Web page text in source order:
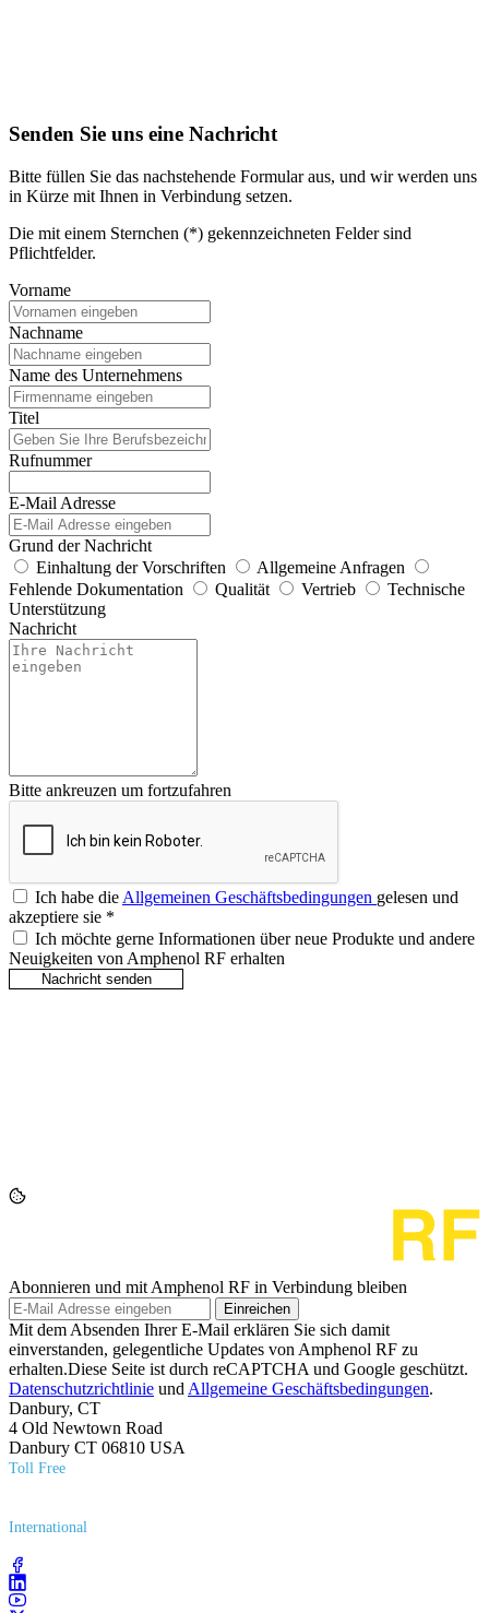
Senden Sie uns eine Nachricht
Bitte füllen Sie das nachstehende Formular aus, und wir werden uns
in Kürze mit Ihnen in Verbindung setzen.
Die mit einem Sternchen (*) gekennzeichneten Felder sind
Pflichtfelder.
Vorname
Nachname
Name des Unternehmens
Titel
Rufnummer
E-Mail Adresse
Grund der Nachricht
Einhaltung der Vorschriften
Allgemeine Anfragen
Fehlende Dokumentation
Qualität Vertrieb
Technische
Unterstützung
Nachricht
Bitte ankreuzen um fortzufahren
Ich habe die Allgemeinen Geschäftsbedingungen gelesen und
akzeptiere sie *
Ich möchte gerne Informationen über neue Produkte und andere
Neuigkeiten von Amphenol RF erhalten
Abonnieren und mit Amphenol RF in Verbindung bleiben
Einreichen
Mit dem Absenden Ihrer E-Mail erklären Sie sich damit
einverstanden, gelegentliche Updates von Amphenol RF zu
erhalten.Diese Seite ist durch reCAPTCHA und Google geschützt.
Datenschutzrichtlinie und Allgemeine Geschäftsbedingungen.
Danbury, CT
4 Old Newtown Road
Danbury CT 06810 USA
Toll Free
International